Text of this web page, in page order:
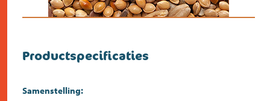
Productspecificaties
Samenstelling: